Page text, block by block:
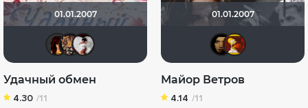
01.01.2007
Удачный обмен
4.30 /11
01.01.2007
Майор Ветров
4.14 /11